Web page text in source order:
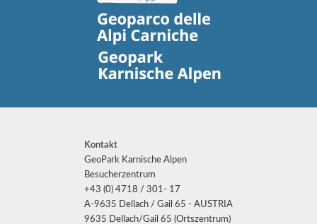
Kontakt
GeoPark Karnische Alpen
Besucherzentrum
+43 (0) 4718 / 301- 17
A-9635 Dellach / Gail 65 - AUSTRIA
9635 Dellach/Gail 65 (Ortszentrum)